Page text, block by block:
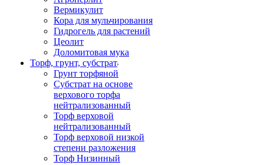
Вермикулит
Кора для мульчирования
Гидрогель для растений
Цеолит
Доломитовая мука
Торф, грунт, субстрат
Грунт торфяной
Субстрат на основе
верхового торфа
нейтрализованный
Торф верховой
нейтрализованный
Торф верховой низкой
степени разложения
Торф Низинный